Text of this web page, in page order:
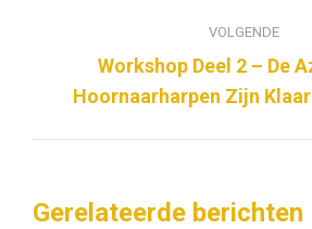
VOLGENDE
Volgend
bericht
Workshop Deel 2 – De
Hoornaarharpen Zijn
Gerelateerde berichten